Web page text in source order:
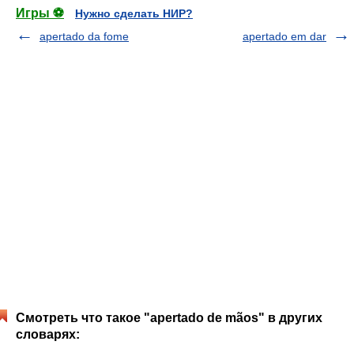
Игры ⚽
Нужно сделать НИР?
apertado da fome
apertado em dar
Смотреть что такое "apertado de mãos" в других
словарях: